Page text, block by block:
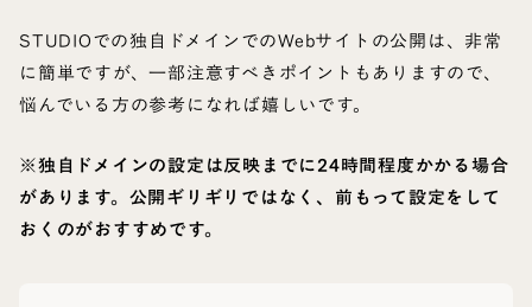
STUDIOでの独自ドメインでのWebサイトの公開は、非常
に簡単ですが、一部注意すべきポイントもありますので、
悩んでいる方の参考になれば嬉しいです。
※独自ドメインの設定は反映までに24時間程度かかる場合
があります。公開ギリギリではなく、前もって設定をして
おくのがおすすめです。